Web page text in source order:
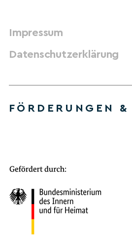
Impressum
Datenschutzerklärung
FÖRDERUNGEN &